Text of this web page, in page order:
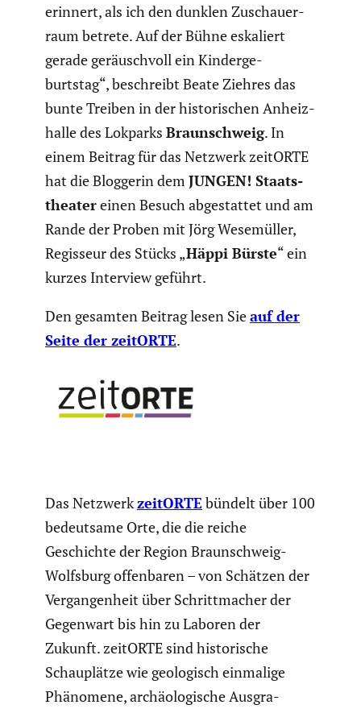
erinnert, als ich den dunklen Zuschau­er­
raum betrete. Auf der Bühne eskaliert
gerade geräusch­voll ein Kinder­ge­
burtstag“, beschreibt Beate Ziehres das
bunte Treiben in der histo­ri­schen Anheiz­
halle des Lokparks Braun­schweig. In
einem Beitrag für das Netzwerk zeitORTE
hat die Bloggerin dem JUNGEN! Staats­
theatereinen Besuch abgestattet und am
Rande der Proben mit Jörg Wesemüller,
Regisseur des Stücks „Häppi Bürste“ ein
kurzes Interview geführt.
Den gesamten Beitrag lesen Sieauf der
Seite der zeitORTE.
Das NetzwerkzeitORTE bündelt über 100
bedeut­same Orte, die die reiche
Geschichte der Region Braun­schweig-
Wolfsburg offen­baren – von Schätzen der
Vergan­gen­heit über Schritt­ma­cher der
Gegenwart bis hin zu Laboren der
Zukunft. zeitORTE sind histo­ri­sche
Schau­plätze wie geolo­gisch einmalige
Phänomene, archäo­lo­gi­sche Ausgra­